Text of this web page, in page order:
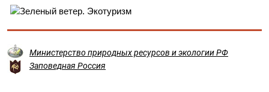
Министерство природных ресурсов и экологии РФ
Заповедная Россия